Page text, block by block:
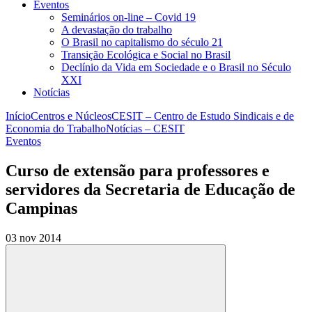
Eventos
Seminários on-line – Covid 19
A devastação do trabalho
O Brasil no capitalismo do século 21
Transição Ecológica e Social no Brasil
Declínio da Vida em Sociedade e o Brasil no Século
XXI
Notícias
InícioCentros e NúcleosCESIT – Centro de Estudo Sindicais e de
Economia do TrabalhoNotícias – CESIT
Eventos
Curso de extensão para professores e
servidores da Secretaria de Educação de
Campinas
03 nov 2014